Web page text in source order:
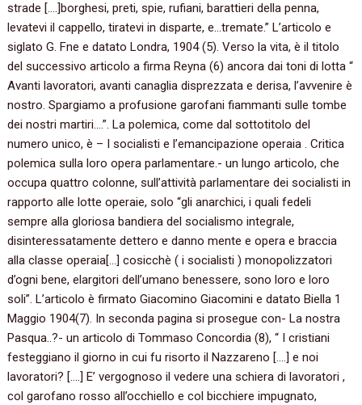
strade [….]borghesi, preti, spie, rufiani, barattieri della penna,
levatevi il cappello, tiratevi in disparte, e…tremate.” L’articolo e
siglato G. Fne e datato Londra, 1904 (5). Verso la vita, è il titolo
del successivo articolo a firma Reyna (6) ancora dai toni di lotta “
Avanti lavoratori, avanti canaglia disprezzata e derisa, l’avvenire è
nostro. Spargiamo a profusione garofani fiammanti sulle tombe
dei nostri martiri….”. La polemica, come dal sottotitolo del
numero unico, è – I socialisti e l’emancipazione operaia . Critica
polemica sulla loro opera parlamentare.- un lungo articolo, che
occupa quattro colonne, sull’attività parlamentare dei socialisti in
rapporto alle lotte operaie, solo “gli anarchici, i quali fedeli
sempre alla gloriosa bandiera del socialismo integrale,
disinteressatamente dettero e danno mente e opera e braccia
alla classe operaia[…] cosicchè ( i socialisti ) monopolizzatori
d’ogni bene, elargitori dell’umano benessere, sono loro e loro
soli”. L’articolo è firmato Giacomino Giacomini e datato Biella 1
Maggio 1904(7). In seconda pagina si prosegue con- La nostra
Pasqua..?- un articolo di Tommaso Concordia (8), “ I cristiani
festeggiano il giorno in cui fu risorto il Nazzareno [….] e noi
lavoratori? [….] E’ vergognoso il vedere una schiera di lavoratori ,
col garofano rosso all’occhiello e col bicchiere impugnato,